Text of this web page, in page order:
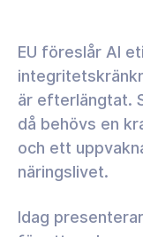
EU föreslår AI
är efterlängtat.
då behövs en
och ett
näringslivet.
Idag